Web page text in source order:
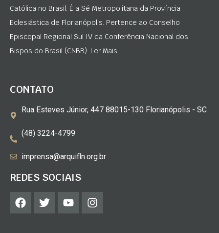
Católica no Brasil. É a Sé Metropolitana da Província
Eclesiástica de Florianópolis. Pertence ao Conselho
Episcopal Regional Sul IV da Conferência Nacional dos
Bispos do Brasil (CNBB). Ler Mais
CONTATO
Rua Esteves Júnior, 447 88015-130 Florianópolis - SC
(48) 3224-4799
imprensa@arquifln.org.br
REDES SOCIAIS